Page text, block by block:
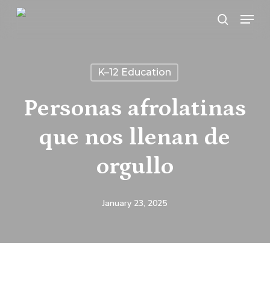
Skip
search
Menu
K–12 Education
Personas afrolatinas
que nos llenan de
orgullo
January 23, 2025